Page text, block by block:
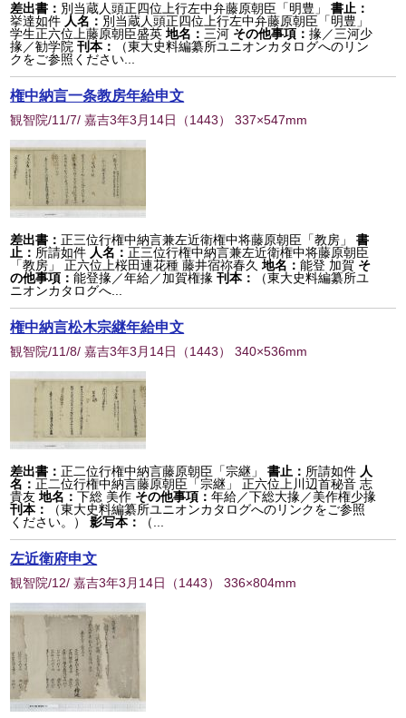
差出書： 別当蔵人頭正四位上行左中弁藤原朝臣「明豊」
書止：
挙達如件 人名： 別当蔵人頭正四位上行左中弁藤原朝臣「明豊」
学生正六位上藤原朝臣盛英 地名： 三河 その他事項：掾／三河少
掾／勧学院 刊本：
（東大史料編纂所ユニオンカタログへのリン
クをご参照ください...
権中納言一条教房年給申文
観智院/11/7/ 嘉吉3年3月14日 （1443） 337×547mm
差出書：正三位行権中納言兼左近衛権中将藤原朝臣「教房」
書
止： 所請如件 人名：正三位行権中納言兼左近衛権中将藤原朝臣
「教房」 正六位上桜田連花種 藤井宿祢春久 地名：能登 加賀 そ
の他事項：能登掾／年給／加賀権掾 刊本：
（東大史料編纂所ユ
ニオンカタログへ...
権中納言松木宗継年給申文
観智院/11/8/ 嘉吉3年3月14日 （1443） 340×536mm
差出書：正二位行権中納言藤原朝臣「宗継」 書止： 所請如件 人
名：正二位行権中納言藤原朝臣「宗継」 正六位上川辺首秘音 志
貴友 地名：下総 美作 その他事項：年給／下総大掾／美作権少掾
刊本：
（東大史料編纂所ユニオンカタログへのリンクをご参照
ください。）
影写本： （...
左近衛府申文
観智院/12/ 嘉吉3年3月14日 （1443） 336×804mm